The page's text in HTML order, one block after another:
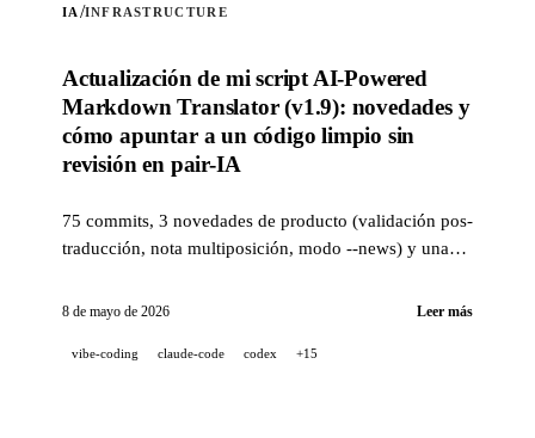
IA /INFRASTRUCTURE
Actualización de mi script AI-Powered
Markdown Translator (v1.9): novedades y
cómo apuntar a un código limpio sin
revisión en pair-IA
75 commits, 3 novedades de producto (validación pos-
traducción, nota multiposición, modo --news) y una
revisión de PR asistida por IA) para apuntar a un
% en pair-IA.
8 de mayo de 2026 Leer más
vibe-coding claude-code codex +15